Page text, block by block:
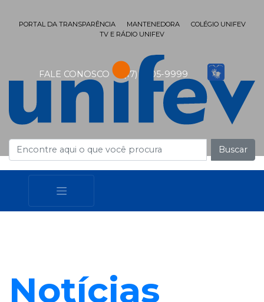
FALE CONOSCO (17) 3405-9999
PORTAL DA TRANSPARÊNCIA MANTENEDORA
COLÉGIO UNIFEV
TV E RÁDIO UNIFEV
Buscar
Notícias